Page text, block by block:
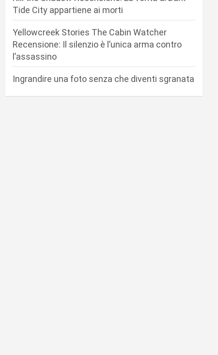
Tide City appartiene ai morti
Yellowcreek Stories The Cabin Watcher
Recensione: Il silenzio è l’unica arma contro
l’assassino
Ingrandire una foto senza che diventi sgranata